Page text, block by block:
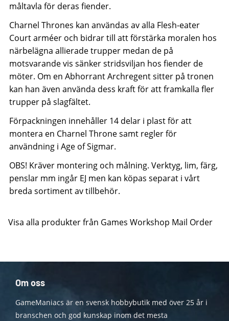
måltavla för deras fiender.
Charnel Thrones kan användas av alla Flesh-eater
Court arméer och bidrar till att förstärka moralen hos
närbelägna allierade trupper medan de på
motsvarande vis sänker stridsviljan hos fiender de
möter. Om en Abhorrant Archregent sitter på tronen
kan han även använda dess kraft för att framkalla fler
trupper på slagfältet.
Förpackningen innehåller 14 delar i plast för att
montera en Charnel Throne samt regler för
användning i Age of Sigmar.
OBS! Kräver montering och målning. Verktyg, lim, färg,
penslar mm ingår EJ men kan köpas separat i vårt
breda sortiment av tillbehör.
Visa alla produkter från Games Workshop Mail Order
Om oss
GameManiacs är en svensk hobbybutik med över 25 år i
branschen och god kunskap inom det mesta